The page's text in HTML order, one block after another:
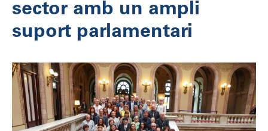
sector amb un ampli
suport parlamentari